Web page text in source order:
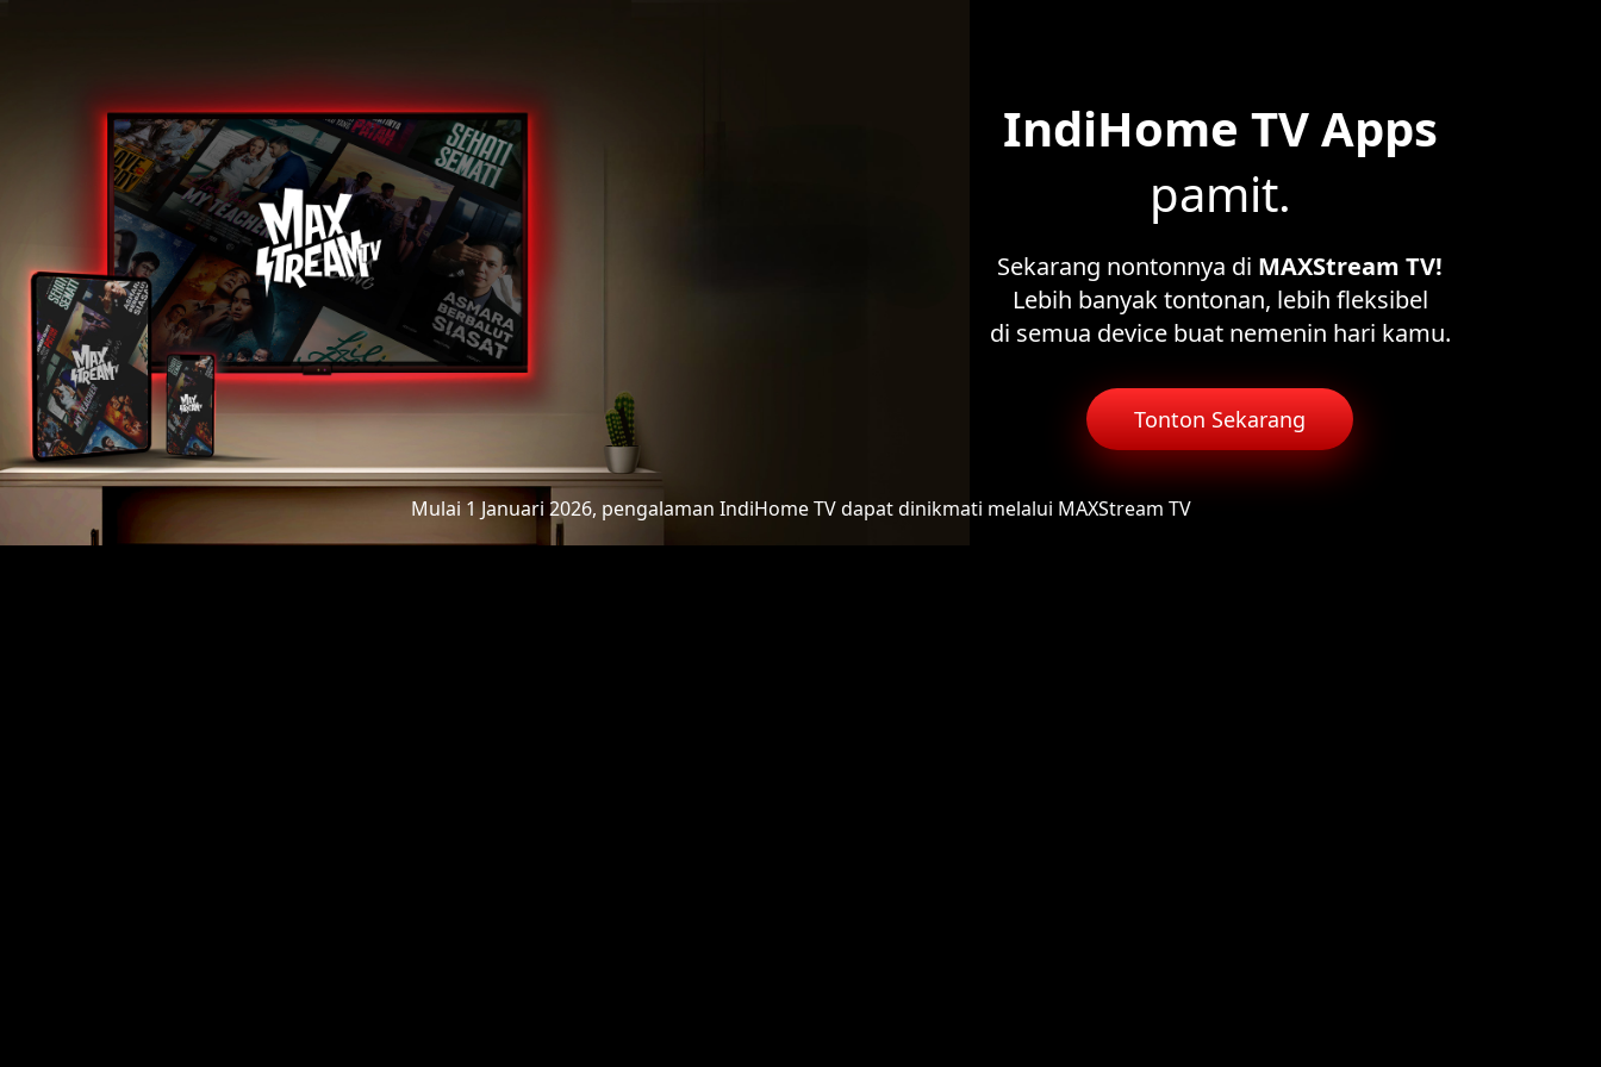
IndiHome TV Apps
pamit.
Sekarang nontonnya di MAXStream TV!
Lebih banyak tontonan, lebih fleksibel
di semua device buat nemenin hari kamu.
Tonton Sekarang
Mulai 1 Januari 2026, pengalaman IndiHome TVdapat dinikmati melalui MAXStream TV